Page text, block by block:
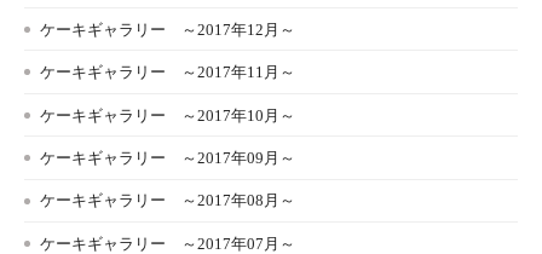
ケーキギャラリー ～2017年12月～
ケーキギャラリー ～2017年11月～
ケーキギャラリー ～2017年10月～
ケーキギャラリー ～2017年09月～
ケーキギャラリー ～2017年08月～
ケーキギャラリー ～2017年07月～